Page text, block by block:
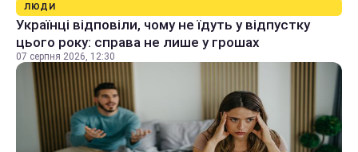
ЛЮДИ
Українці відповіли, чому не їдуть у відпустку
цього року: справа не лише у грошах
07 серпня 2026, 12:30